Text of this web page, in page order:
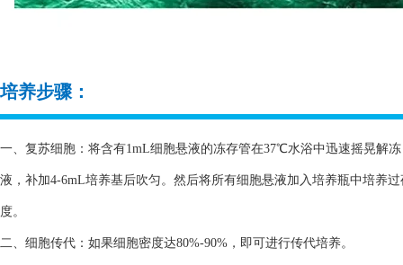
培养步骤：
一、复苏细胞：将含有1mL细胞悬液的冻存管在37℃水浴中迅速摇晃解
液，补加4-6mL培养基后吹匀。然后将所有细胞悬液加入培养瓶中培养
度。
二、细胞传代：如果细胞密度达80%-90%，即可进行传代培养。